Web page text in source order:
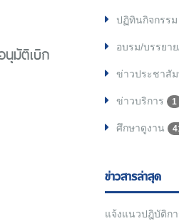
นุมัติเบิก
ปฏิทินกิจกรรม
อบรม/บรรยา
ข่าวประชาสั
ข่าวบริการ 1
ศึกษาดูงาน
ข่าวสารล่าสุด
แจ้งแนวปฎิบัติก